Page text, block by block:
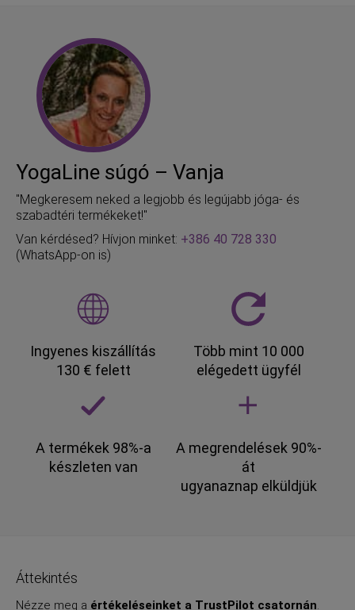
YogaLine súgó – Vanja
"Megkeresem neked a legjobb és legújabb jóga- és
szabadtéri termékeket!"
Van kérdésed? Hívjon minket: +386 40 728 330
(WhatsApp-on is)
Ingyenes kiszállítás
130 € felett
Több mint 10 000
elégedett ügyfél
A termékek 98%-a
készleten van
A megrendelések 90%-
át
ugyanaznap elküldjük
Áttekintés
Nézze meg a értékeléseinket a TrustPilot csatornán.